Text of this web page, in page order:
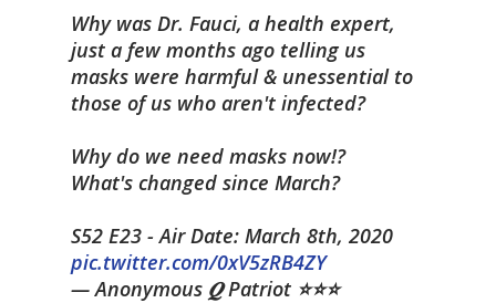
Why was Dr. Fauci, a health expert,
just a few months ago telling us
masks were harmful & unessential to
those of us who aren't infected?
Why do we need masks now!?
What's changed since March?
S52 E23 - Air Date: March 8th, 2020
pic.twitter.com/0xV5zRB4ZY
— Anonymous 𝑸 Patriot ⭐️⭐️⭐️